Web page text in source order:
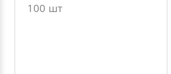
100 шт